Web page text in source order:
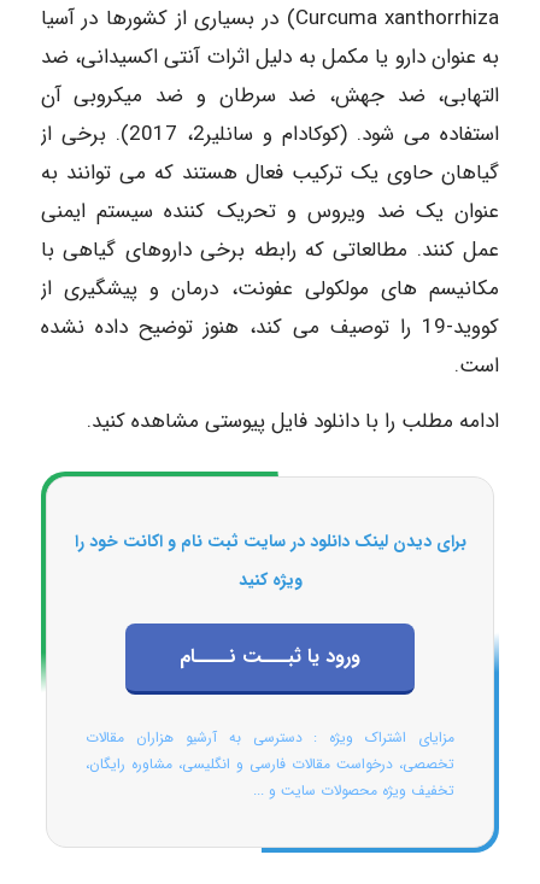
Curcuma xanthorrhiza) در بسیاری از کشورها در آسیا
به عنوان دارو یا مکمل به دلیل اثرات آنتی اکسیدانی، ضد
التهابی، ضد جهش، ضد سرطان و ضد میکروبی آن
استفاده می شود. (کوکادام و سانلیر2، 2017). برخی از
گیاهان حاوی یک ترکیب فعال هستند که می توانند به
عنوان یک ضد ویروس و تحریک کننده سیستم ایمنی
عمل کنند. مطالعاتی که رابطه برخی داروهای گیاهی با
مکانیسم های مولکولی عفونت، درمان و پیشگیری از
کووید-19 را توصیف می کند، هنوز توضیح داده نشده
است.
ادامه مطلب را با دانلود فایل پیوستی مشاهده کنید.
برای دیدن لینک دانلود در سایت ثبت نام و اکانت خود را
ویژه کنید
ورود یا ثبـــت نــــام
مزایای اشتراک ویژه : دسترسی به آرشیو هزاران مقالات
تخصصی، درخواست مقالات فارسی و انگلیسی، مشاوره رایگان،
تخفیف ویژه محصولات سایت و ...